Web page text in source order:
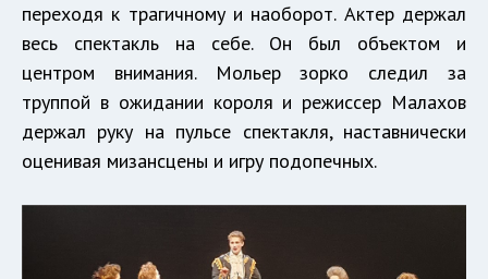
переходя к трагичному и наоборот. Актер держал
весь спектакль на себе. Он был объектом и
центром внимания. Мольер зорко следил за
труппой в ожидании короля и режиссер Малахов
держал руку на пульсе спектакля, наставнически
оценивая мизансцены и игру подопечных.